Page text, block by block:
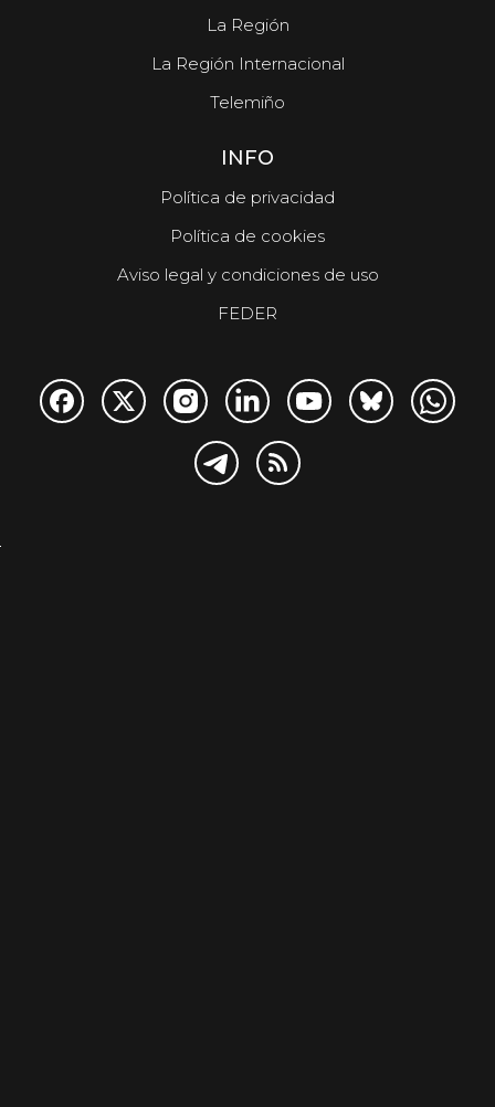
La Región
La Región Internacional
Telemiño
INFO
Política de privacidad
Política de cookies
Aviso legal y condiciones de uso
FEDER